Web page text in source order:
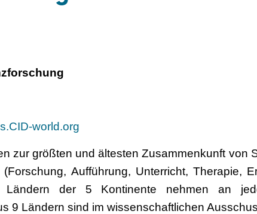
world.org
zur größten und ältesten Zusammenkunft von
Aufführung, Unterricht, Therapie,
der 5 Kontinente nehmen an
9 Ländern sind im wissenschaftlichen